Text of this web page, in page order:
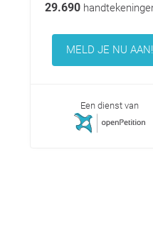
29.690
MELD JE NU AAN!
Een dienst van